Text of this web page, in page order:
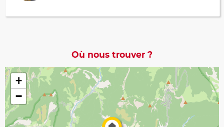
Où nous trouver ?
+
−